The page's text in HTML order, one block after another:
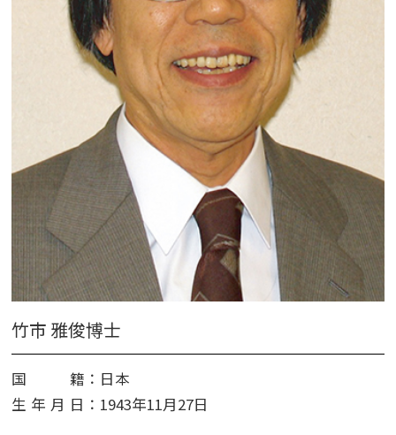
竹市 雅俊博士
国籍 ：日本
生年月日 ：1943年11月27日